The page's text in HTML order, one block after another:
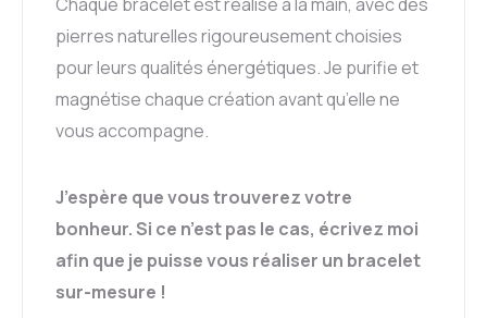
pierres naturelles rigoureusement choisies
pour leurs qualités énergétiques. Je purifie et
magnétise chaque création avant qu’elle ne
vous accompagne.
J’espère que vous trouverez votre
bonheur. Si ce n’est pas le cas, écrivez moi
afin que je puisse vous réaliser un bracelet
sur-mesure !